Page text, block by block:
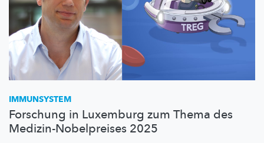
IMMUNSYSTEM
Forschung in Luxemburg zum Thema des
Medizin-Nobelpreises 2025